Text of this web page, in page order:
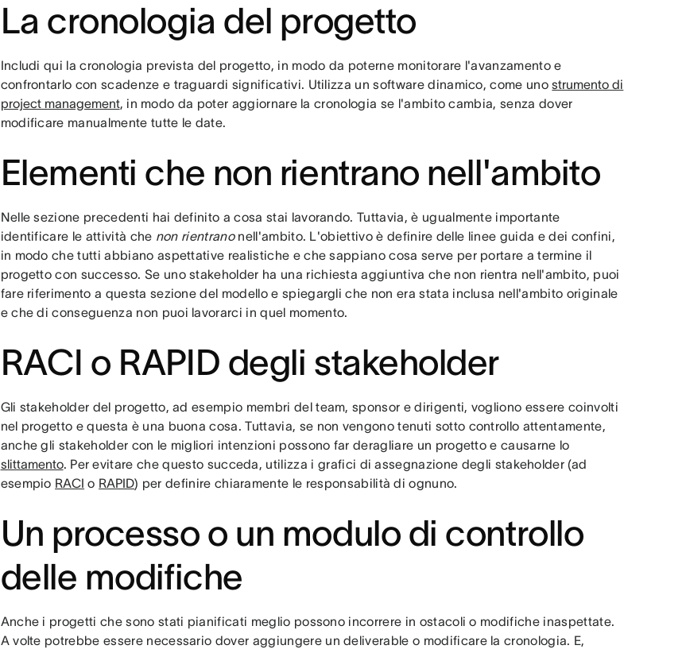
La cronologia del progetto
Includi qui la cronologia prevista del progetto, in modo da poterne monitorare l'avanzamento e
confrontarlo con scadenze e traguardi significativi. Utilizza un software dinamico, come unostrumento di
project management, in modo da poter aggiornare la cronologia se l'ambito cambia, senza dover
modificare manualmente tutte le date.
Elementi che non rientrano nell'ambito
Nelle sezione precedenti hai definito a cosa stai lavorando. Tuttavia, è ugualmente importante
identificare le attività che non rientranonell'ambito. L'obiettivo è definire delle linee guida e dei confini,
in modo che tutti abbiano aspettative realistiche e che sappiano cosa serve per portare a termine il
progetto con successo. Se uno stakeholder ha una richiesta aggiuntiva che non rientra nell'ambito, puoi
fare riferimento a questa sezione del modello e spiegargli che non era stata inclusa nell'ambito originale
e che di conseguenza non puoi lavorarci in quel momento.
RACI o RAPID degli stakeholder
Gli stakeholder del progetto, ad esempio membri del team, sponsor e dirigenti, vogliono essere coinvolti
nel progetto e questa è una buona cosa. Tuttavia, se non vengono tenuti sotto controllo attentamente,
anche gli stakeholder con le migliori intenzioni possono far deragliare un progetto e causarne lo
slittamento. Per evitare che questo succeda, utilizza i grafici di assegnazione degli stakeholder (ad
esempio RACI o RAPID) per definire chiaramente le responsabilità di ognuno.
Un processo o un modulo di controllo
delle modifiche
Anche i progetti che sono stati pianificati meglio possono incorrere in ostacoli o modifiche inaspettate.
A volte potrebbe essere necessario dover aggiungere un deliverable o modificare la cronologia. E,